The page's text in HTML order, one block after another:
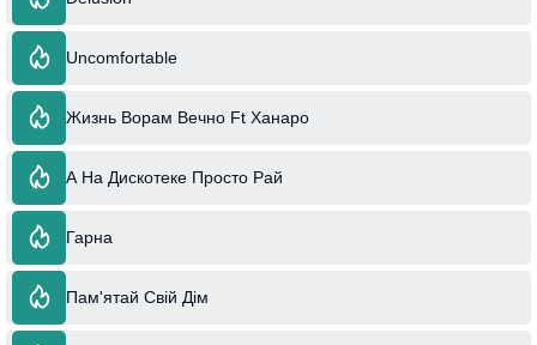
Uncomfortable
Жизнь Ворам Вечно Ft Ханаро
А На Дискотеке Просто Рай
Гарна
Пам'ятай Свій Дім